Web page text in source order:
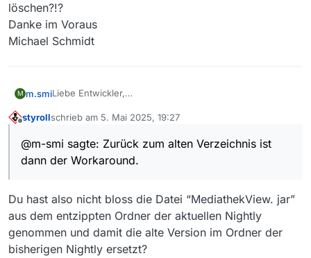
löschen?!?
Danke im Voraus
Michael Schmidt
M m.smiLiebe Entwickler,
Danach scheitern die neuen zip Auslieferungen im
Taskmanager das Programm terminieren.
Zurück zum alten Verzeichnis ist dann der Workaround.
Exception in thread "AWT-EventQueue-0"
at java.base/
at java.base/
Exception in thread "AWT-EventQueue-0"
at
Kann ich das selber beheben, ohne meine DB zu
Danke im Voraus
Michael Schmidt
styrollschrieb am 5. Mai 2025, 19:27
zuletzt editiert von
@m-smi sagte: Zurück zum alten Verzeichnis ist
dann der Workaround.
Du hast also nicht bloss die Datei “MediathekView. jar”
aus dem entzippten Ordner der aktuellen Nightly
genommen und damit die alte Version im Ordner der
bisherigen Nightly ersetzt?